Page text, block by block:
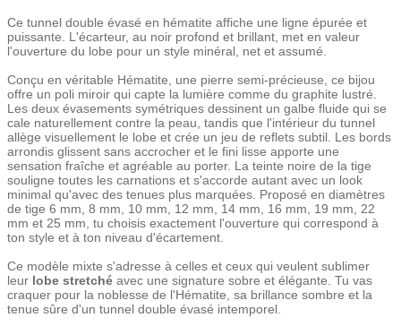
Ce tunnel double évasé en hématite affiche une ligne épurée et
puissante. L'écarteur, au noir profond et brillant, met en valeur
l'ouverture du lobe pour un style minéral, net et assumé.
Conçu en véritable Hématite, une pierre semi-précieuse, ce bijou
offre un poli miroir qui capte la lumière comme du graphite lustré.
Les deux évasements symétriques dessinent un galbe fluide qui se
cale naturellement contre la peau, tandis que l'intérieur du tunnel
allège visuellement le lobe et crée un jeu de reflets subtil. Les bords
arrondis glissent sans accrocher et le fini lisse apporte une
sensation fraîche et agréable au porter. La teinte noire de la tige
souligne toutes les carnations et s'accorde autant avec un look
minimal qu'avec des tenues plus marquées. Proposé en diamètres
de tige 6 mm, 8 mm, 10 mm, 12 mm, 14 mm, 16 mm, 19 mm, 22
mm et 25 mm, tu choisis exactement l'ouverture qui correspond à
ton style et à ton niveau d'écartement.
Ce modèle mixte s'adresse à celles et ceux qui veulent sublimer
leur lobe stretché avec une signature sobre et élégante. Tu vas
craquer pour la noblesse de l'Hématite, sa brillance sombre et la
tenue sûre d'un tunnel double évasé intemporel.